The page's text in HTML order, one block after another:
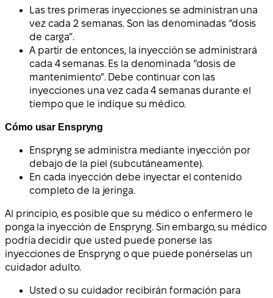
Las tres primeras inyecciones se administran una
vez cada 2 semanas. Son las denominadas “dosis
de carga”.
A partir de entonces, la inyección se administrará
cada 4 semanas. Es la denominada “dosis de
mantenimiento”. Debe continuar con las
inyecciones una vez cada 4 semanas durante el
tiempo que le indique su médico.
Cómo usar Enspryng
Enspryng se administra mediante inyección por
debajo de la piel (subcutáneamente).
En cada inyección debe inyectar el contenido
completo de la jeringa.
Al principio, es posible que su médico o enfermero le
ponga la inyección de Enspryng. Sin embargo, su médico
podría decidir que usted puede ponerse las
inyecciones de Enspryng o que puede ponérselas un
cuidador adulto.
Usted o su cuidador recibirán formación para